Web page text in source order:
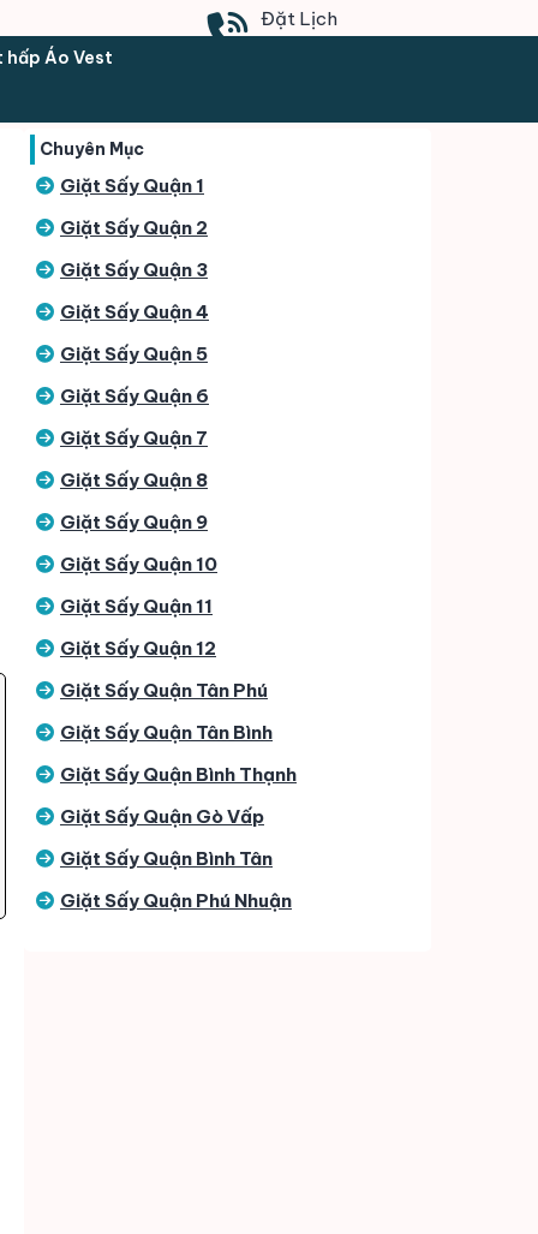
Đặt Lịch
0902.169.903
hấp Áo Vest
Chuyên Mục
Giặt Sấy Quận 1
Giặt Sấy Quận 2
Giặt Sấy Quận 3
Giặt Sấy Quận 4
Giặt Sấy Quận 5
Giặt Sấy Quận 6
Giặt Sấy Quận 7
Giặt Sấy Quận 8
Giặt Sấy Quận 9
Giặt Sấy Quận 10
Giặt Sấy Quận 11
Giặt Sấy Quận 12
Giặt Sấy Quận Tân Phú
Giặt Sấy Quận Tân Bình
Giặt Sấy Quận Bình Thạnh
Giặt Sấy Quận Gò Vấp
Giặt Sấy Quận Bình Tân
Giặt Sấy Quận Phú Nhuận